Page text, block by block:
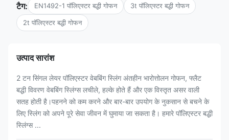
टैग: EN1492-1 पॉलिएस्टर बद्धी गोफन 3t पॉलिएस्टर बद्धी गोफन
2t पॉलिएस्टर बद्धी गोफन
उत्पाद सारांश
2 टन सिंगल लेयर पॉलिएस्टर वेबबिंग स्लिंग अंतहीन भारोत्तोलन गोफन, फ्लैट
बद्धी विवरण वेबबिंग स्लिंग्स लचीले, हल्के होते हैं और एक विस्तृत असर वाली
सतह होती है।पहनने को कम करने और बार-बार उपयोग के नुकसान से बचने के
लिए स्लिंग को अपने पूरे सेवा जीवन में घुमाया जा सकता है। हमारे पॉलिएस्टर बद्धी
स्लिंग्स ...